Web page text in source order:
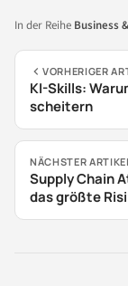
In der Reihe Business
VORHERIGER
KI-Skills:
scheitern
NÄCHSTER
Supply Chain
das größte